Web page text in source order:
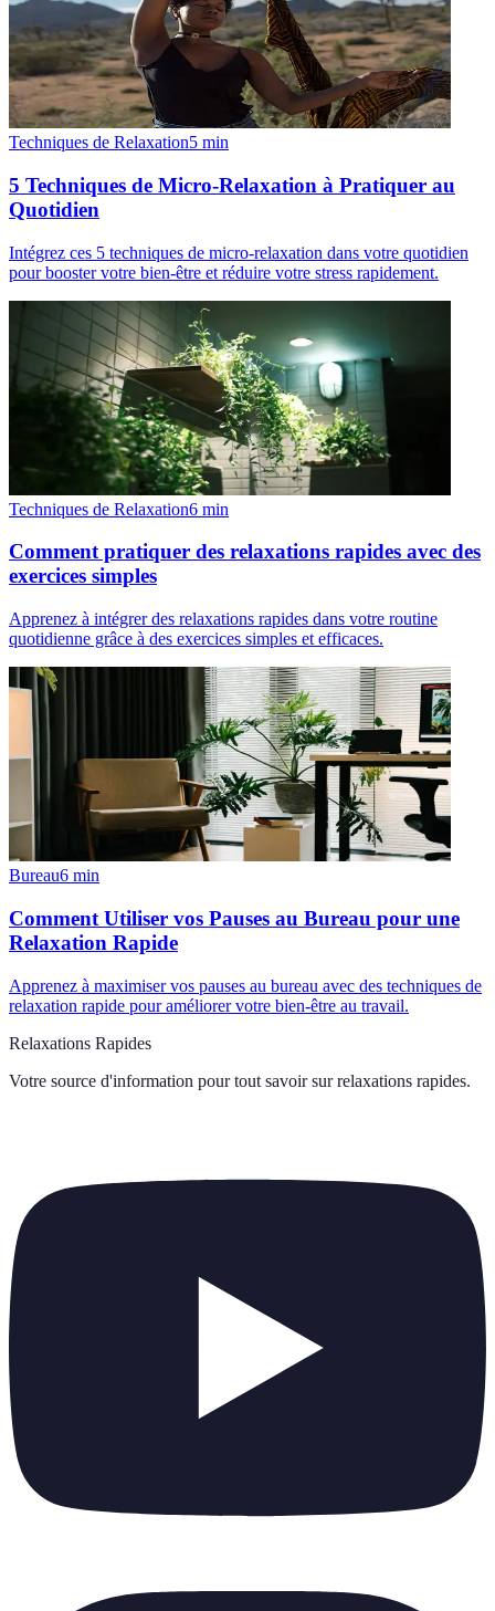
Techniques de Relaxation5 min
5 Techniques de Micro-Relaxation à Pratiquer au
Quotidien
Intégrez ces 5 techniques de micro-relaxation dans votre quotidien
pour booster votre bien-être et réduire votre stress rapidement.
Techniques de Relaxation6 min
Comment pratiquer des relaxations rapides avec des
exercices simples
Apprenez à intégrer des relaxations rapides dans votre routine
quotidienne grâce à des exercices simples et efficaces.
Bureau6 min
Comment Utiliser vos Pauses au Bureau pour une
Relaxation Rapide
Apprenez à maximiser vos pauses au bureau avec des techniques de
relaxation rapide pour améliorer votre bien-être au travail.
Relaxations Rapides
Votre source d'information pour tout savoir sur relaxations rapides.